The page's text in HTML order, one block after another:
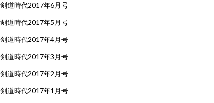
剣道時代2017年6月号
剣道時代2017年5月号
剣道時代2017年4月号
剣道時代2017年3月号
剣道時代2017年2月号
剣道時代2017年1月号